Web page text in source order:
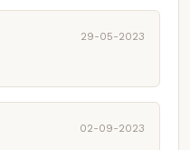
29-05-2023
02-09-2023